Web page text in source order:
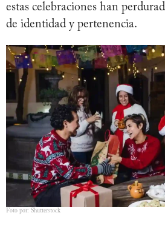
estas celebraciones han
de identidad y pertenencia.
Foto por: Shutterstock